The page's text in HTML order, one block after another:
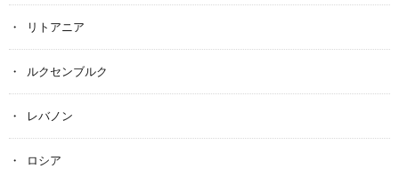
リトアニア
ルクセンブルク
レバノン
ロシア